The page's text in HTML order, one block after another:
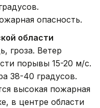
опасность.
области
гроза. Ветер
порывы 15-20 м/с.
38-40 градусов.
высокая пожарная
в центре области